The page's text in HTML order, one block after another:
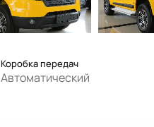
Коробка передач
Автоматический